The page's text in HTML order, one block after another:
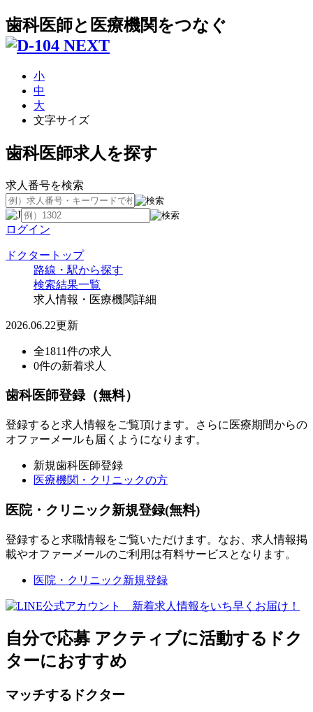
歯科医師と医療機関をつなぐ
小
中
大
文字サイズ
歯科医師求人を探す
求人番号を検索
ログイン
ドクタートップ
路線・駅から探す
検索結果一覧
求人情報・医療機関詳細
2026.06.22更新
全1811件の求人
0件の新着求人
歯科医師登録（無料）
登録すると求人情報をご覧頂けます。さらに医療期間からの
オファーメールも届くようになります。
新規歯科医師登録
医療機関・クリニックの方
医院・クリニック新規登録(無料)
登録すると求職情報をご覧いただけます。なお、求人情報掲
載やオファーメールのご利用は有料サービスとなります。
医院・クリニック新規登録
自分で応募 アクティブに活動するドク
ターにおすすめ
マッチするドクター